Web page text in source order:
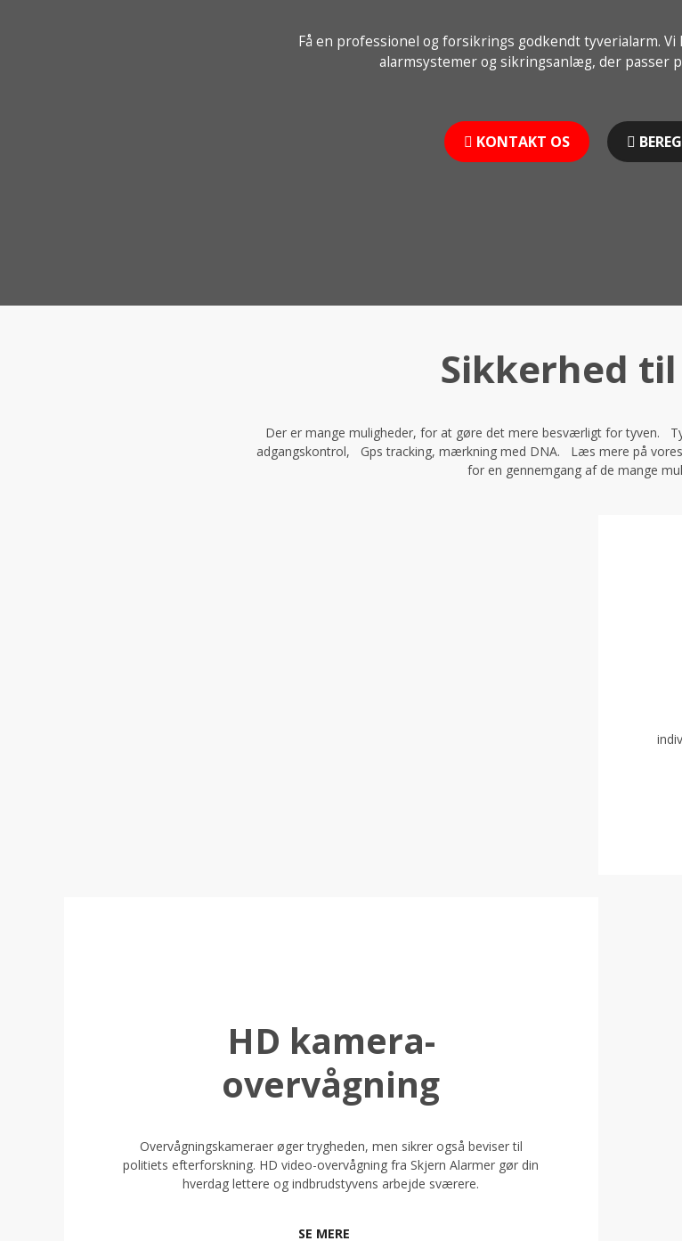
Få en professionel og forsikrings godkendt tyverialarm.
alarmsystemer og sikringsanlæg, der passer
KONTAKT OS
Sikkerhed
Der er mange muligheder, for at gøre det mere besværligt for tyven.
adgangskontrol, Gps tracking, mærkning med DNA. Læs mere på
for en gennemgang af de mange
HD kamera-
overvågning
Overvågningskameraer øger trygheden, men sikrer også beviser til
politiets efterforskning. HD video-overvågning fra Skjern Alarmer gør din
hverdag lettere og indbrudstyvens arbejde sværere.
SE MERE